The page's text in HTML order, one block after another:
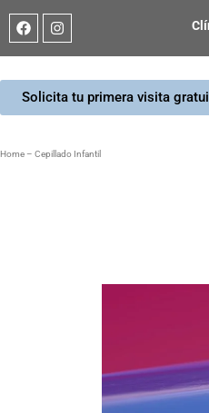
Solicita tu primera visita
Home – Cepillado Infantil